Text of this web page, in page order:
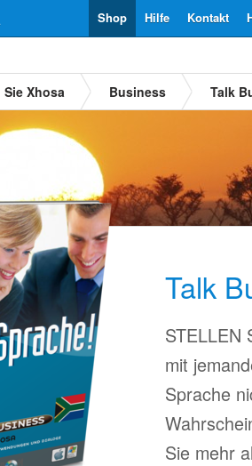
Kontakt
Hilfe
Shop
Sie Xhosa Business Talk
Talk
STELLEN
mit
Sprache
Sie mehr